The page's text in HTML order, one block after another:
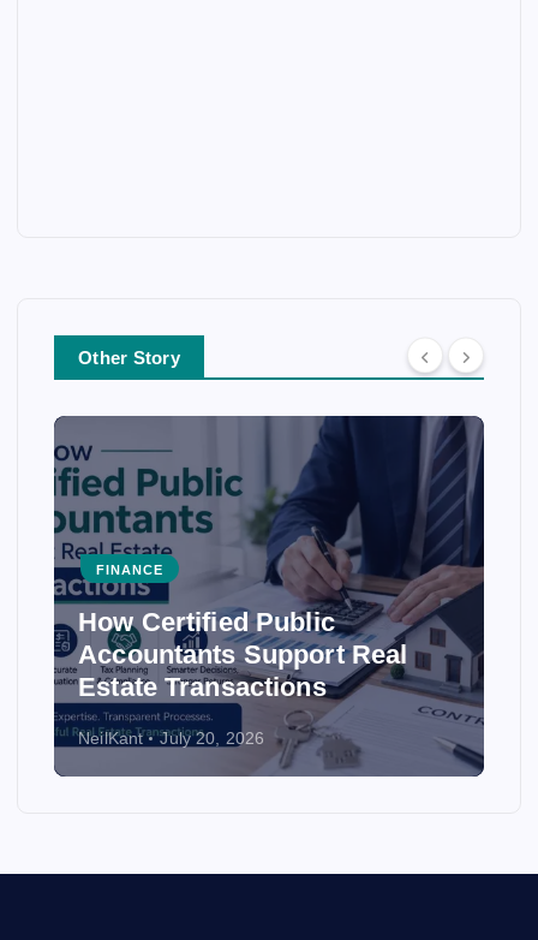
Other Story
Real
FINANCE
How Accounting Firms
Ensure Accuracy in
Statements
NeilKant July 20, 2026